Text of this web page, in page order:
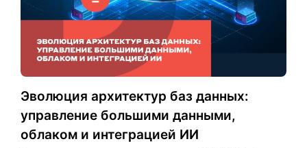
Эволюция архитектур баз данных:
управление большими данными,
облаком и интеграцией ИИ